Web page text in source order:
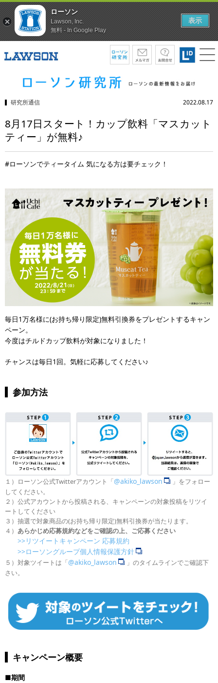
研究所通信 2022.08.17
8月17日スタート！カップ飲料「マスカット
ティー」が無料♪
#ローソンでティータイム 気になる方は要チェック！
毎日1万名様に(お持ち帰り限定)無料引換券をプレゼントするキャン
ペーン。
今度はチルドカップ飲料が対象になりました！
チャンスは毎日1回。気軽に応募してください♪
参加方法
１）ローソン公式Twitterアカウント「@akiko_lawson
」をフォロー
してください。
２）公式アカウントから投稿される、キャンペーンの対象投稿をリツイ
ートしてください
３）抽選で対象商品の(お持ち帰り限定)無料引換券が当たります。
４） あらかじめ応募規約などをご確認の上、ご応募ください
>>リツイートキャンペーン 応募規約
>>ローソングループ個人情報保護方針
５）対象ツイートは「@akiko_lawson
」のタイムラインでご確認下
さい。
キャンペーン概要
■期間
ローソン
Lawson, Inc.
無料 - In Google Play
表示